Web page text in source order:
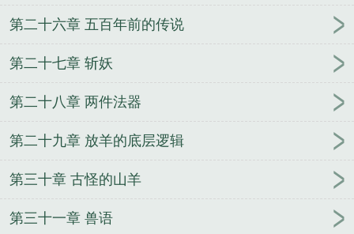
第二十六章 五百年前的传说
第二十七章 斩妖
第二十八章 两件法器
第二十九章 放羊的底层逻辑
第三十章 古怪的山羊
第三十一章 兽语